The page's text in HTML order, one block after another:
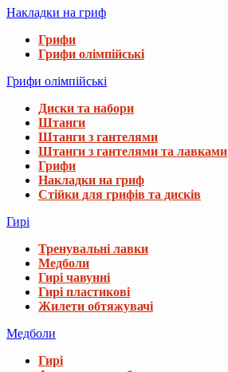
Накладки на гриф
Грифи
Грифи олімпійські
Грифи олімпійські
Диски та набори
Штанги
Штанги з гантелями
Штанги з гантелями та лавками
Грифи
Накладки на гриф
Стійки для грифів та дисків
Гирі
Тренувальні лавки
Медболи
Гирі чавунні
Гирі пластикові
Жилети обтяжувачі
Медболи
Гирі